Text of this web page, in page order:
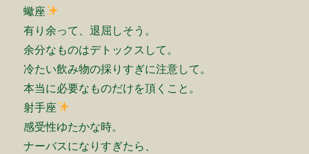
蠍座
有り余って、退屈しそう。
余分なものはデトックスして。
冷たい飲み物の採りすぎに注意して。
本当に必要なものだけを頂くこと。
射手座
感受性ゆたかな時。
ナーバスになりすぎたら、